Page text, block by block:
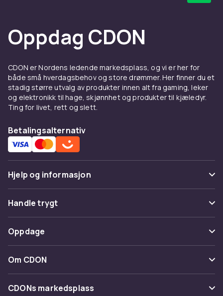
Oppdag CDON
CDON er Nordens ledende markedsplass, og vi er her for
både små hverdagsbehov og store drømmer. Her finner du et
stadig større utvalg av produkter innen alt fra gaming, leker
og elektronikk til hage, skjønnhet og produkter til kjæledyr.
Ting for livet, rett og slett.
Betalingsalternativ
Hjelp og informasjon
Vanlige spørsmål
Spor pakke
Angre & returner her
Kontakt oss
Handle trygt
Betaling
Levering
Tilbakekallinger
Oppdage
Kategorier
Varemerker
Om CDON
Om oss
CDONs markedsplass